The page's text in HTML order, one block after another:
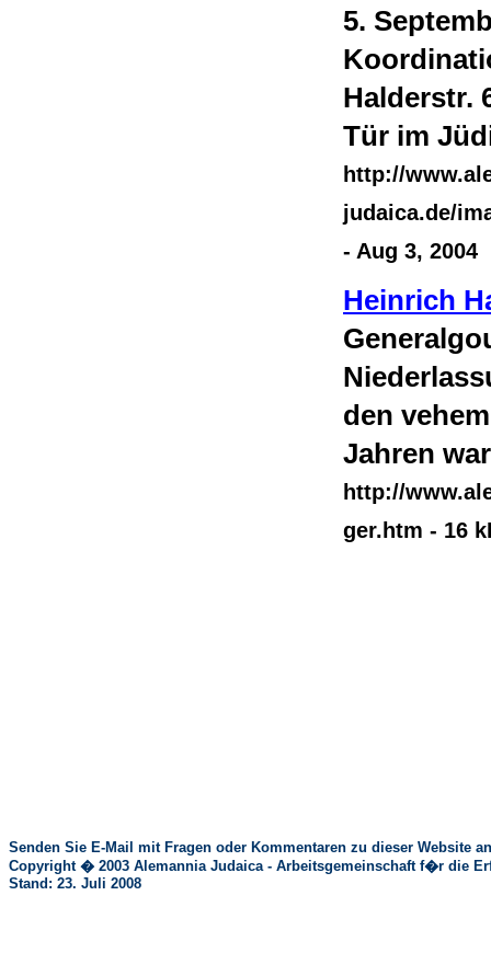
5.
Halderstr.
Tür im
http://
judaica.de/
- Aug 3, 2004
Heinrich
den
Jahren war
http://
ger.htm - 16
Senden Sie E-Mail mit Fragen oder Kommentaren zu dieser Website
Copyright � 2003 Alemannia Judaica - Arbeitsgemeinschaft f�r die
Stand: 23. Juli 2008